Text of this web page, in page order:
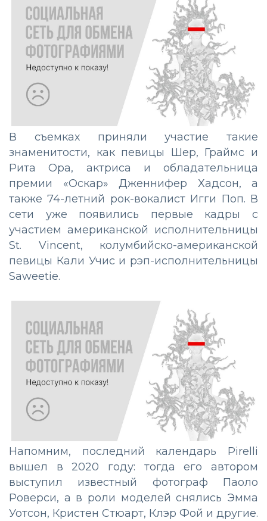
В съемках приняли участие такие
знаменитости, как певицы Шер, Граймс и
Рита Ора, актриса и обладательница
премии «Оскар» Дженнифер Хадсон, а
также 74-летний рок-вокалист Игги Поп. В
сети уже появились первые кадры с
участием американской исполнительницы
St. Vincent, колумбийско-американской
певицы Кали Учис и рэп-исполнительницы
Saweetie.
Напомним, последний календарь Pirelli
вышел в 2020 году: тогда его автором
выступил известный фотограф Паоло
Роверси, а в роли моделей снялись Эмма
Уотсон, Кристен Стюарт, Клэр Фой и другие.